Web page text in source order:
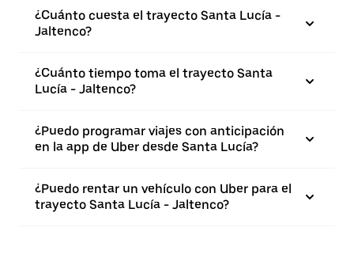
¿Cuánto cuesta el trayecto Santa Lucía -
Jaltenco?
¿Cuánto tiempo toma el trayecto Santa
Lucía - Jaltenco?
¿Puedo programar viajes con anticipación
en la app de Uber desde Santa Lucía?
¿Puedo rentar un vehículo con Uber para el
trayecto Santa Lucía - Jaltenco?